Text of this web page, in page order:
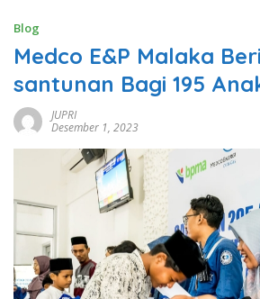
Blog
Medco E&P Malaka
santunan Bagi 195
JUPRI
Desember 1, 2023